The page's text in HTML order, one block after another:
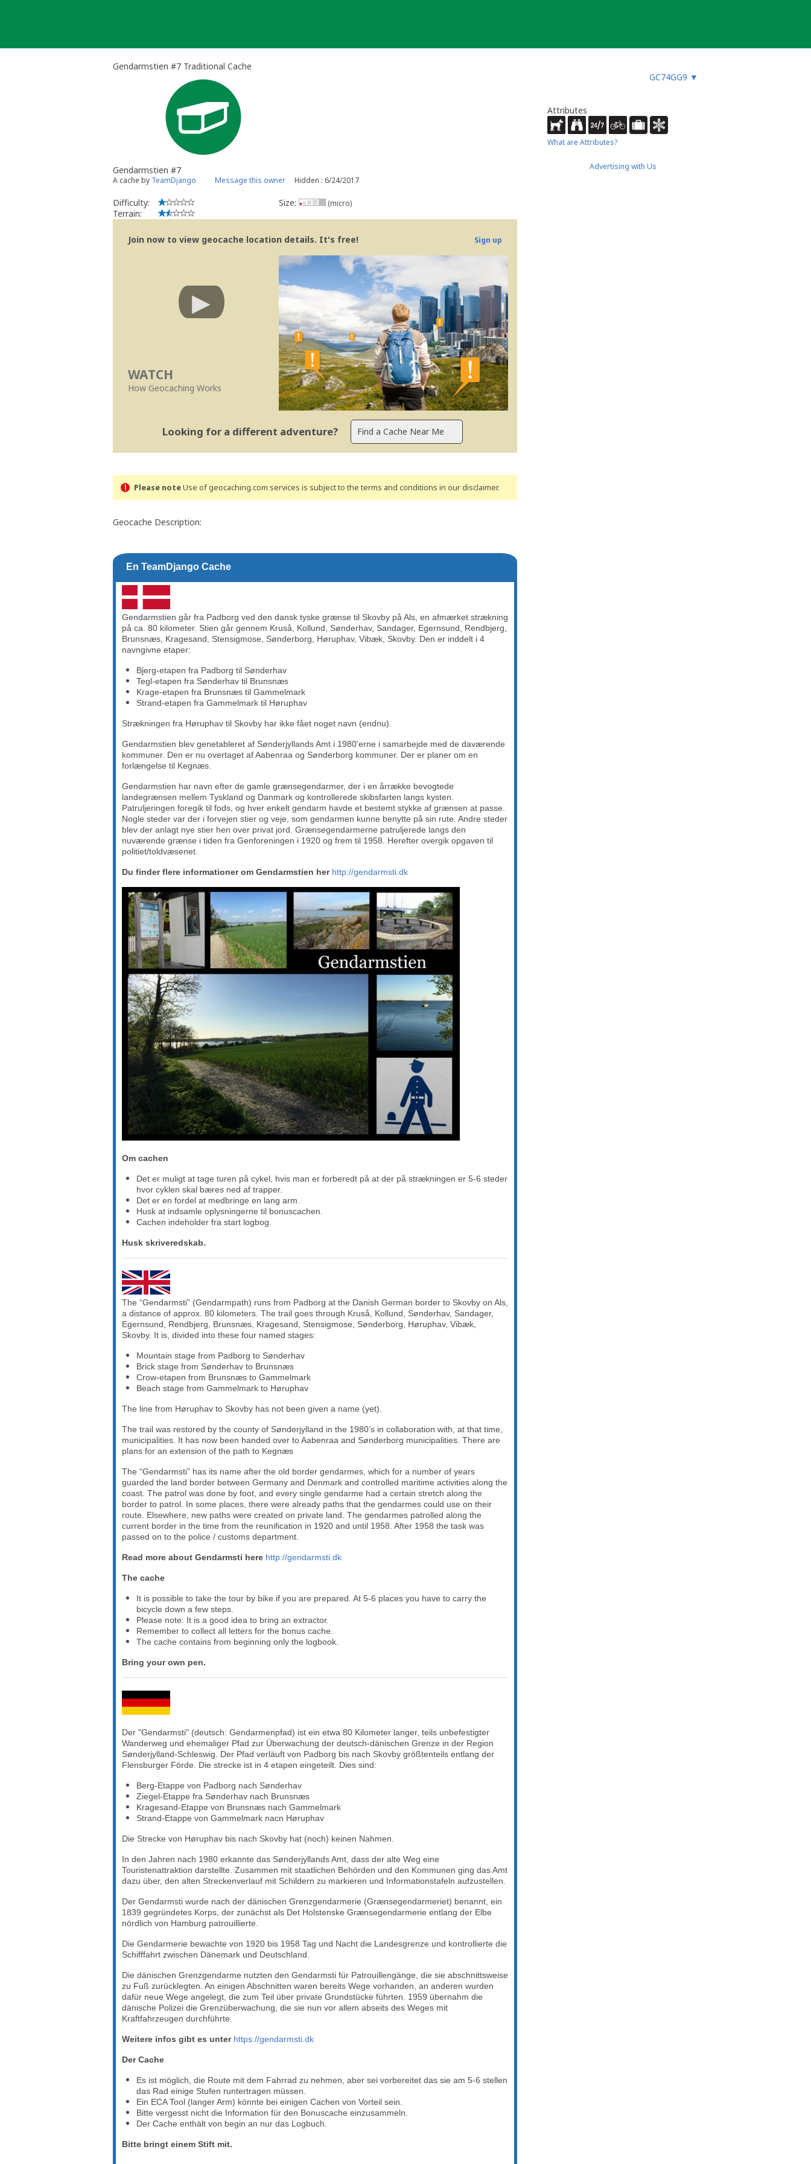
Gendarmstien #7 Traditional Cache
GC74GG9 ▼
Gendarmstien #7
A cache by TeamDjango Message this owner Hidden : 6/24/2017
Difficulty:
Terrain:
Size: (micro)
Join now to view geocache location details. It's free! Sign up
WATCH
How Geocaching Works
Looking for a different adventure?
Please noteUse of geocaching.com services is subject to the terms and conditions in our disclaimer.
Geocache Description:
En TeamDjango Cache
Gendarmstien går fra Padborg ved den dansk tyske grænse til Skovby på Als, en afmærket strækning
på ca. 80 kilometer. Stien går gennem Kruså, Kollund, Sønderhav, Sandager, Egernsund, Rendbjerg,
Brunsnæs, Kragesand, Stensigmose, Sønderborg, Høruphav, Vibæk, Skovby. Den er inddelt i 4
navngivne etaper:
Bjerg-etapen fra Padborg til Sønderhav
Tegl-etapen fra Sønderhav til Brunsnæs
Krage-etapen fra Brunsnæs til Gammelmark
Strand-etapen fra Gammelmark til Høruphav
Strækningen fra Høruphav til Skovby har ikke fået noget navn (endnu).
Gendarmstien blev genetableret af Sønderjyllands Amt i 1980'erne i samarbejde med de daværende
kommuner. Den er nu overtaget af Aabenraa og Sønderborg kommuner. Der er planer om en
forlængelse til Kegnæs.
Gendarmstien har navn efter de gamle grænsegendarmer, der i en årrække bevogtede
landegrænsen mellem Tyskland og Danmark og kontrollerede skibsfarten langs kysten.
Patruljeringen foregik til fods, og hver enkelt gendarm havde et bestemt stykke af grænsen at passe.
Nogle steder var der i forvejen stier og veje, som gendarmen kunne benytte på sin rute. Andre steder
blev der anlagt nye stier hen over privat jord. Grænsegendarmerne patruljerede langs den
nuværende grænse i tiden fra Genforeningen i 1920 og frem til 1958. Herefter overgik opgaven til
politiet/toldvæsenet.
Du finder flere informationer om Gendarmstien her http://gendarmsti.dk
Om cachen
Det er muligt at tage turen på cykel, hvis man er forberedt på at der på strækningen er 5-6 steder
hvor cyklen skal bæres ned af trapper.
Det er en fordel at medbringe en lang arm.
Husk at indsamle oplysningerne til bonuscachen.
Cachen indeholder fra start logbog.
Husk skriveredskab.
The “Gendarmsti” (Gendarmpath) runs from Padborg at the Danish German border to Skovby on Als,
a distance of approx. 80 kilometers. The trail goes through Kruså, Kollund, Sønderhav, Sandager,
Egernsund, Rendbjerg, Brunsnæs, Kragesand, Stensigmose, Sønderborg, Høruphav, Vibæk,
Skovby. It is, divided into these four named stages:
Mountain stage from Padborg to Sønderhav
Brick stage from Sønderhav to Brunsnæs
Crow-etapen from Brunsnæs to Gammelmark
Beach stage from Gammelmark to Høruphav
The line from Høruphav to Skovby has not been given a name (yet).
The trail was restored by the county of Sønderjylland in the 1980’s in collaboration with, at that time,
municipalities. It has now been handed over to Aabenraa and Sønderborg municipalities. There are
plans for an extension of the path to Kegnæs
The “Gendarmsti” has its name after the old border gendarmes, which for a number of years
guarded the land border between Germany and Denmark and controlled maritime activities along the
coast. The patrol was done by foot, and every single gendarme had a certain stretch along the
border to patrol. In some places, there were already paths that the gendarmes could use on their
route. Elsewhere, new paths were created on private land. The gendarmes patrolled along the
current border in the time from the reunification in 1920 and until 1958. After 1958 the task was
passed on to the police / customs department.
Read more about Gendarmsti here http://gendarmsti.dk
The cache
​It is possible to take the tour by bike if you are prepared. At 5-6 places you have to carry the
bicycle down a few steps.
Please note: It is a good idea to bring an extractor.
Remember to collect all letters for the bonus cache.
The cache contains from beginning only the logbook.
Bring your own pen.
Der "Gendarmsti" (deutsch: Gendarmenpfad) ist ein etwa 80 Kilometer langer, teils unbefestigter
Wanderweg und ehemaliger Pfad zur Überwachung der deutsch-dänischen Grenze in der Region
Sønderjylland-Schleswig. Der Pfad verläuft von Padborg bis nach Skovby größtenteils entlang der
Flensburger Förde. Die strecke ist in 4 etapen eingeteilt. Dies sind:
Berg-Etappe von Padborg nach Sønderhav
Ziegel-Etappe fra Sønderhav nach Brunsnæs
Kragesand-Etappe von Brunsnæs nach Gammelmark
Strand-Etappe von Gammelmark nacn Høruphav
Die Strecke von Høruphav bis nach Skovby hat (noch) keinen Nahmen.
In den Jahren nach 1980 erkannte das Sønderjyllands Amt, dass der alte Weg eine
Touristenattraktion darstellte. Zusammen mit staatlichen Behörden und den Kommunen ging das Amt
dazu über, den alten Streckenverlauf mit Schildern zu markieren und Informationstafeln aufzustellen.
Der Gendarmsti wurde nach der dänischen Grenzgendarmerie (Grænsegendarmeriet) benannt, ein
1839 gegründetes Korps, der zunächst als Det Holstenske Grænsegendarmerie entlang der Elbe
nördlich von Hamburg patrouillierte.
Die Gendarmerie bewachte von 1920 bis 1958 Tag und Nacht die Landesgrenze und kontrollierte die
Schifffahrt zwischen Dänemark und Deutschland.
Die dänischen Grenzgendarme nutzten den Gendarmsti für Patrouillengänge, die sie abschnittsweise
zu Fuß zurücklegten. An einigen Abschnitten waren bereits Wege vorhanden, an anderen wurden
dafür neue Wege angelegt, die zum Teil über private Grundstücke führten. 1959 übernahm die
dänische Polizei die Grenzüberwachung, die sie nun vor allem abseits des Weges mit
Kraftfahrzeugen durchführte.
Weitere infos gibt es unter https://gendarmsti.dk
Der Ca​che
Es ist möglich, die Route mit dem Fahrrad zu nehmen, aber sei vorbereitet das sie am 5-6 stellen
das Rad einige Stufen runtertragen müssen.
Ein ECA Tool (langer Arm) könnte bei einigen Cachen von Vorteil sein.
Bitte vergesst nicht die Information für den Bonuscache einzusammeln.
Der Cache enthält von begin an nur das Logbuch.
Bitte bringt einem Stift mit.
Attributes
What are Attributes?
Advertising with Us